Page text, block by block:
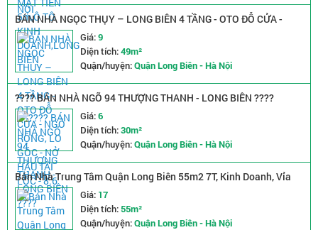
BÁN NHÀ NGỌC THỤY – LONG BIÊN 4 TẦNG - OTO ĐỖ CỬA -
NGÕ RỘNG, LO GÓC - NỞ HẬU TÀI LỘC - 8.6 TỶ
Giá:9
Diện tích:49m²
Quận/huyện:Quận Long Biên - Hà Nội
???? BÁN NHÀ NGÕ 94 THƯỢNG THANH - LONG BIÊN ????
Giá:6
Diện tích:30m²
Quận/huyện:Quận Long Biên - Hà Nội
Bán Nhà Trung Tâm Quận Long Biên 55m2 7T, Kinh Doanh, Vỉa
Hè Ô Tô Tránh, Hàng Xóm Vinhomes 16.x Tỷ
Giá: 17
Diện tích:55m²
Quận/huyện:Quận Long Biên - Hà Nội